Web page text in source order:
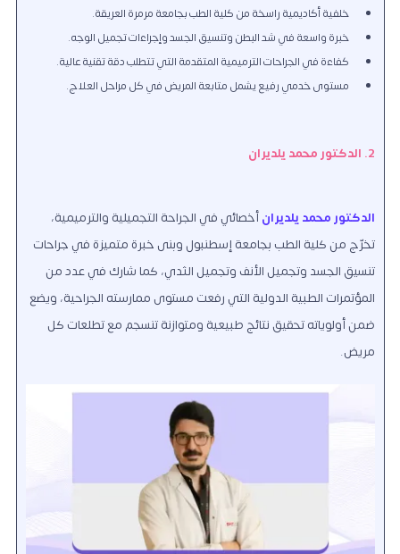
خلفية أكاديمية راسخة من كلية الطب بجامعة مرمرة العريقة.
خبرة واسعة في شد البطن وتنسيق الجسد وإجراءات تجميل الوجه.
كفاءة في الجراحات الترميمية المتقدمة التي تتطلب دقة تقنية عالية.
مستوى خدمي رفيع يشمل متابعة المريض في كل مراحل العلاج.
2. الدكتور محمد يلديران
الدكتور محمد يلديرانأخصائي في الجراحة التجميلية والترميمية،
تخرّج من كلية الطب بجامعة إسطنبول وبنى خبرة متميزة في جراحات
تنسيق الجسد وتجميل الأنف وتجميل الثدي، كما شارك في عدد من
المؤتمرات الطبية الدولية التي رفعت مستوى ممارسته الجراحية، ويضع
ضمن أولوياته تحقيق نتائج طبيعية ومتوازنة تنسجم مع تطلعات كل
مريض.